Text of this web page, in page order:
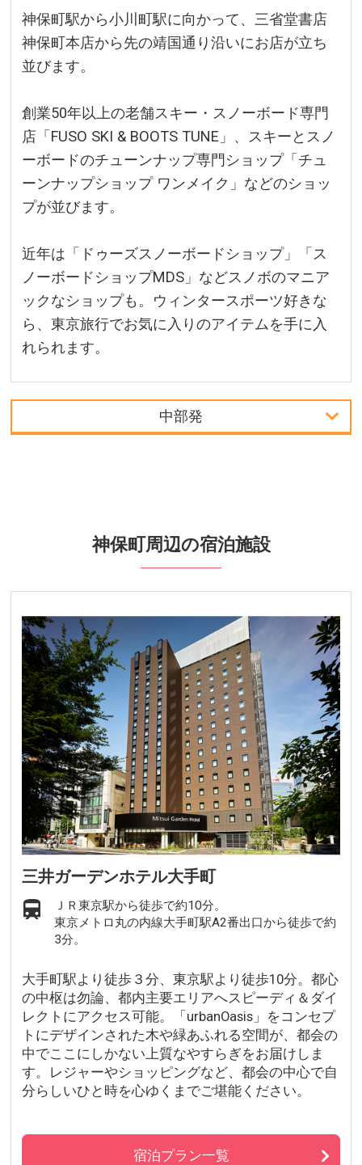
神保町駅から小川町駅に向かって、三省堂書店
神保町本店から先の靖国通り沿いにお店が立ち
並びます。
創業50年以上の老舗スキー・スノーボード専門
店「FUSO SKI & BOOTS TUNE」、スキーとスノ
ーボードのチューンナップ専門ショップ「チュ
ーンナップショップ ワンメイク」などのショッ
プが並びます。
近年は「ドゥーズスノーボードショップ」「ス
ノーボードショップMDS」などスノボのマニア
ックなショップも。ウィンタースポーツ好きな
ら、東京旅行でお気に入りのアイテムを手に入
れられます。
中部発
神保町周辺の宿泊施設
三井ガーデンホテル大手町
ＪＲ東京駅から徒歩で約10分。
東京メトロ丸の内線大手町駅A2番出口から徒歩で約
3分。
大手町駅より徒歩３分、東京駅より徒歩10分。都心
の中枢は勿論、都内主要エリアへスピーディ＆ダイ
レクトにアクセス可能。「urbanOasis」をコンセプ
トにデザインされた木や緑あふれる空間が、都会の
中でここにしかない上質なやすらぎをお届けしま
す。レジャーやショッピングなど、都会の中心で自
分らしいひと時を心ゆくまでご堪能ください。
宿泊プラン一覧